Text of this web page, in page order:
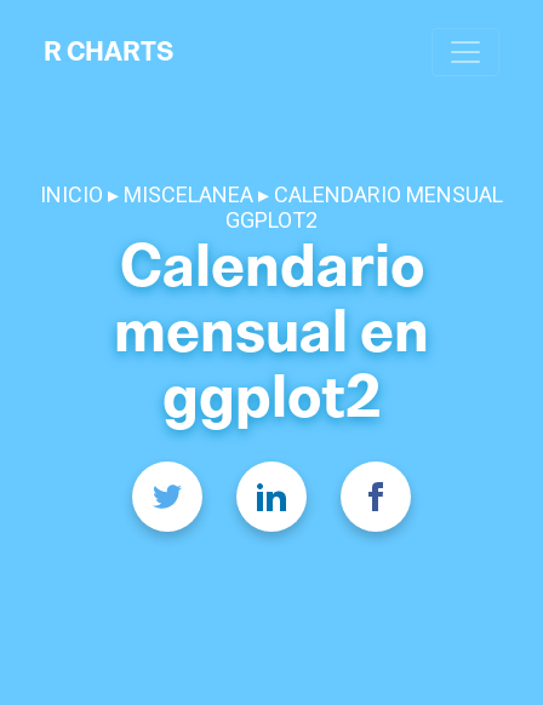
R CHARTS
INICIO MISCELANEA
CALENDARIO MENSUAL
GGPLOT2
Calendario
mensual en
ggplot2